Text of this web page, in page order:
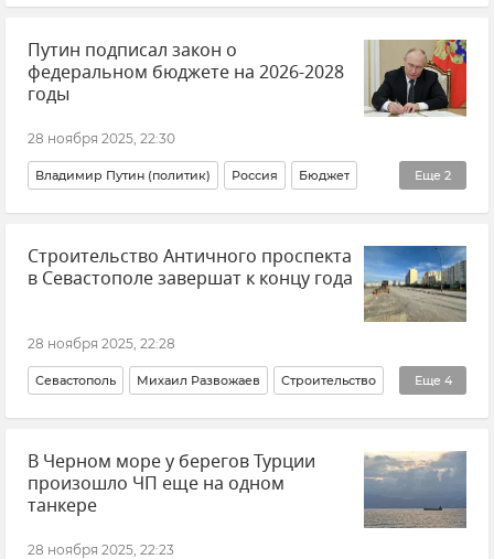
Россия Владимир Путин (политик) Экономика
Общество Закон и право Новости
Путин подписал закон о
федеральном бюджете на 2026-2028
годы
28 ноября 2025, 22:30
Еще 2
Владимир Путин (политик) Россия Бюджет
Федеральный бюджет Новости
Строительство Античного проспекта
в Севастополе завершат к концу года
28 ноября 2025, 22:28
Еще 4
Севастополь Михаил Развожаев Строительство
Ремонт и строительство дорог в Крыму
Новости Севастополя Городская среда
Инфраструктура
В Черном море у берегов Турции
произошло ЧП еще на одном
танкере
28 ноября 2025, 22:23